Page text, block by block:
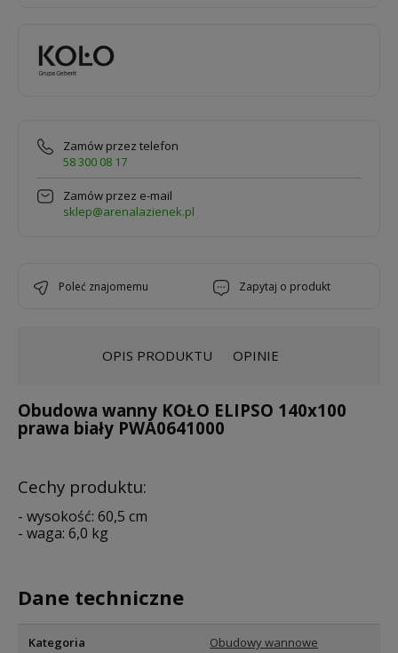
Zamów przez telefon
58 300 08 17
Zamów przez e-mail
sklep@arenalazienek.pl
poleć znajomemu zapytaj o produkt
OPIS PRODUKTU OPINIE
Obudowa wanny KOŁO ELIPSO 140x100
prawa biały PWA0641000
Cechy produktu:
- wysokość: 60,5 cm
- waga: 6,0 kg
Dane techniczne
Kategoria Obudowy wannowe